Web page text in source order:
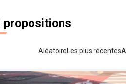
propositions
Aléatoire Les plus récentes